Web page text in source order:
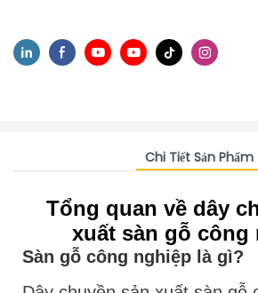
Chi Tiết Sản Phẩm
Tổng quan về dây
xuất sàn gỗ công
Sàn gỗ công nghiệp là gì?